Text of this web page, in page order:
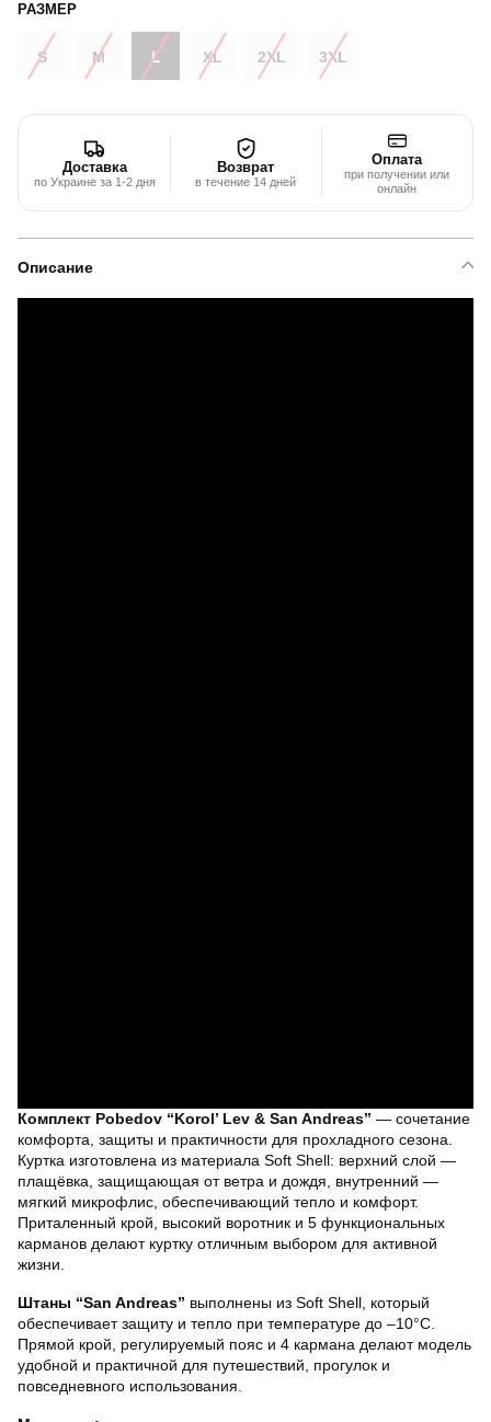
РАЗМЕР
S M L XL 2XL 3XL
Доставка
по Украине за 1-2 дня
Возврат
в течение 14 дней
Оплата
при получении или
онлайн
Описание
Комплект Pobedov “Korol’ Lev & San Andreas” — сочетание
комфорта, защиты и практичности для прохладного сезона.
Куртка изготовлена из материала Soft Shell: верхний слой —
плащёвка, защищающая от ветра и дождя, внутренний —
мягкий микрофлис, обеспечивающий тепло и комфорт.
Приталенный крой, высокий воротник и 5 функциональных
карманов делают куртку отличным выбором для активной
жизни.
Штаны “San Andreas” выполнены из Soft Shell, который
обеспечивает защиту и тепло при температуре до –10°C.
Прямой крой, регулируемый пояс и 4 кармана делают модель
удобной и практичной для путешествий, прогулок и
повседневного использования.